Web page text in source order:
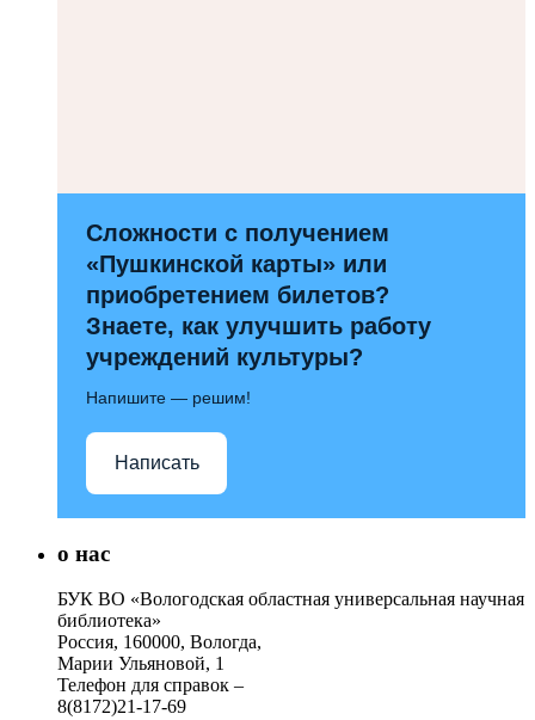
Сложности с получением
«Пушкинской карты» или
приобретением билетов?
Знаете, как улучшить работу
учреждений культуры?
Напишите — решим!
Написать
о нас
БУК ВО «Вологодская областная универсальная научная
библиотека»
Россия, 160000, Вологда,
Марии Ульяновой, 1
Телефон для справок –
8(8172)21-17-69